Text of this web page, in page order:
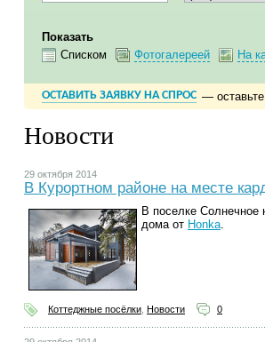
Показать
Списком
Фотогалереей На
ОСТАВИТЬ ЗАЯВКУ НА СПРОС —
Новости
29 октября 2014
В Курортном районе на месте
В поселке Солнечное
дома от Honka.
Коттеджные посёлки Новости 0